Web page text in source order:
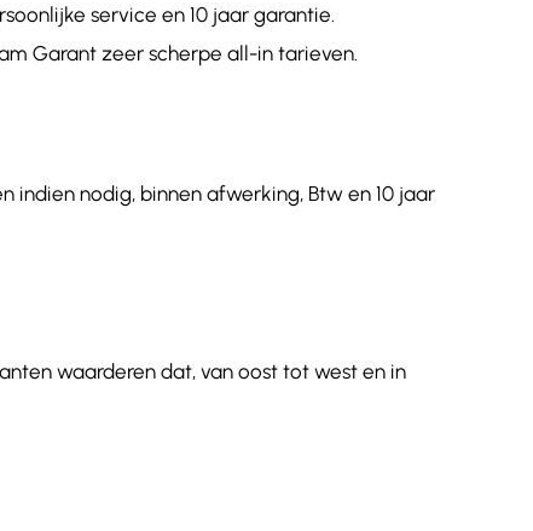
service en 10 jaar garantie.
Garant zeer scherpe all-in tarieven.
indien nodig, binnen afwerking, Btw en 10 jaar
waarderen dat, van oost tot west en in